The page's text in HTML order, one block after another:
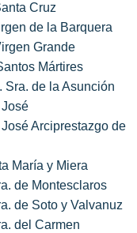
Cruz
de la Barquera
Grande
Mártires
Sra. de la Asunción
Arciprestazgo de
María y Miera
de Montesclaros
de Soto y Valvanuz
del Carmen